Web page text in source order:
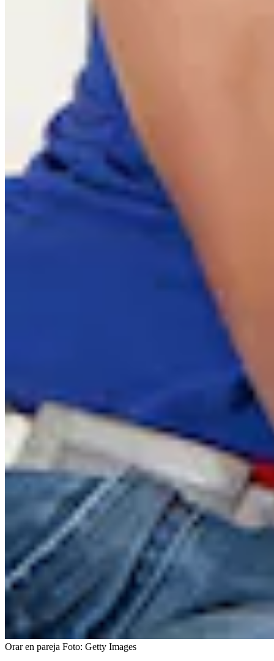
Orar en pareja Foto: Getty Images